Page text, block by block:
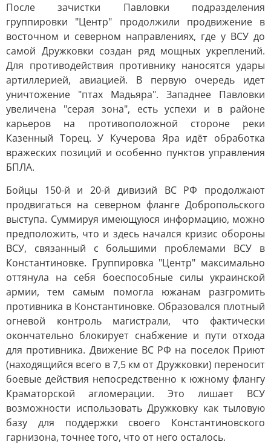
После зачистки Павловки подразделения
группировки "Центр" продолжили продвижение в
восточном и северном направлениях, где у ВСУ до
самой Дружковки создан ряд мощных укреплений.
Для противодействия противнику наносятся удары
артиллерией, авиацией. В первую очередь идет
уничтожение "птах Мадьяра". Западнее Павловки
увеличена "серая зона", есть успехи и в районе
карьеров на противоположной стороне реки
Казенный Торец. У Кучерова Яра идёт обработка
вражеских позиций и особенно пунктов управления
БПЛА.
Бойцы 150-й и 20-й дивизий ВС РФ продолжают
продвигаться на северном фланге Добропольского
выступа. Суммируя имеющуюся информацию, можно
предположить, что и здесь начался кризис обороны
ВСУ, связанный с большими проблемами ВСУ в
Константиновке. Группировка "Центр" максимально
оттянула на себя боеспособные силы украинской
армии, тем самым помогла южанам разгромить
противника в Константиновке. Образовался плотный
огневой контроль магистрали, что фактически
окончательно блокирует снабжение и пути отхода
для противника. Движение ВС РФ на поселок Приют
(находящийся всего в 7,5 км от Дружковки) переносит
боевые действия непосредственно к южному флангу
Краматорской агломерации. Это лишает ВСУ
возможности использовать Дружковку как тыловую
базу для поддержки своего Константиновского
гарнизона, точнее того, что от него осталось.